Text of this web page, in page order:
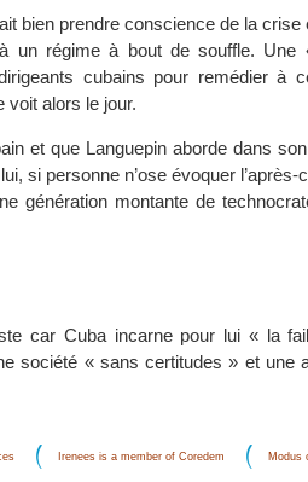
bien prendre conscience de la crise
un régime à bout de souffle. Une
cubains pour remédier à
voit alors le jour.
et que Languepin aborde dans
si personne n’ose évoquer l’après-
génération montante de
car Cuba incarne pour lui « la
société « sans certitudes » et une
Irenees is a member of Coredem Modus